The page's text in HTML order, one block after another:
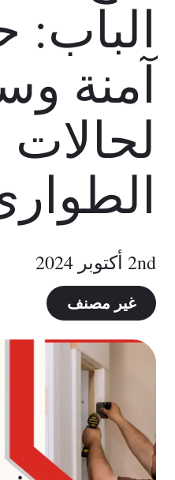
الباب:
آمنة
لحالات
الطوارئ
2nd أكتوبر 2024
غير مصنف